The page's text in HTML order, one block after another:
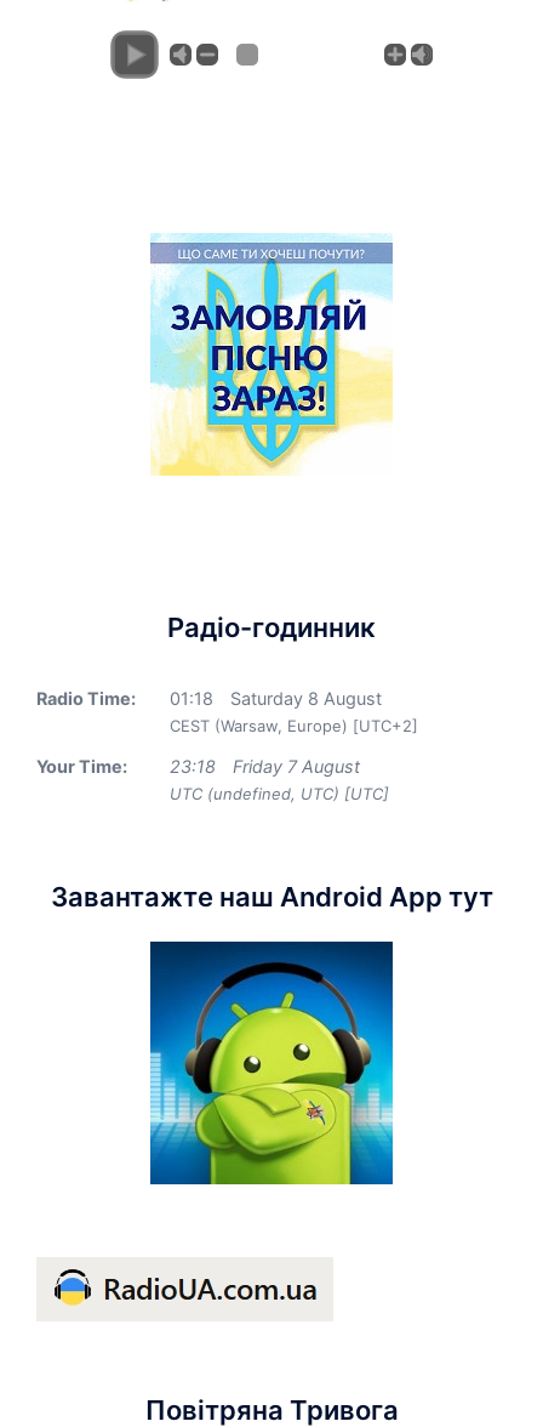
Радіо-годинник
Radio Time: 01:18 Saturday 8 August
CEST (Warsaw, Europe) [UTC+2]
Your Time: 23:18 Friday 7 August
UTC (undefined, UTC) [UTC]
Завантажте наш Android App тут
Повітряна Тривога